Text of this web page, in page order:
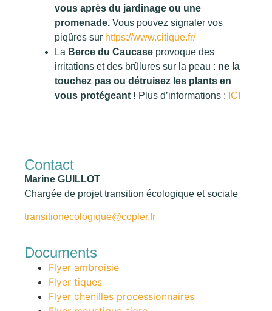
vous après du jardinage ou une
promenade. Vous pouvez signaler vos
piqûres sur https://www.citique.fr/
La Berce du Caucase provoque des
irritations et des brûlures sur la peau : ne la
touchez pas ou détruisez les plants en
vous protégeant ! Plus d’informations : ICI
Contact
Marine GUILLOT
Chargée de projet transition écologique et sociale
transitionecologique@copler.fr
Documents
Flyer ambroisie
Flyer tiques
Flyer chenilles processionnaires